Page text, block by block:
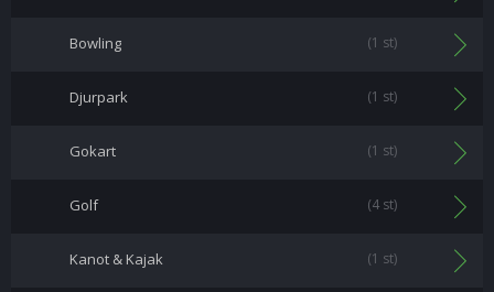
Bowling (1 st)
Djurpark (1 st)
Gokart (1 st)
Golf (4 st)
Kanot & Kajak (1 st)